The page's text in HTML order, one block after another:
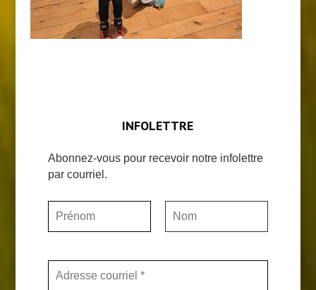
INFOLETTRE
Abonnez-vous pour recevoir notre infolettre
par courriel.